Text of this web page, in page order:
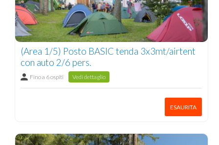
(Area 1/5) Posto BASIC tenda 3x3mt/airtent
con auto 2/6 pers.
Fino a 6 ospiti Vedi dettaglio
ESAURITA